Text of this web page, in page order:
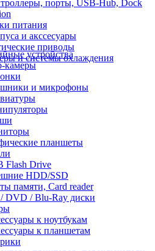
порты, USB-Hub, Dock
питания
и акссесуары
приводы
и системы охлаждения
устройства
камеры
и микрофоны
планшеты
Flash Drive
HDD/SSD
памяти, Card reader
DVD / Blu-Ray диски
к ноутбукам
к планшетам